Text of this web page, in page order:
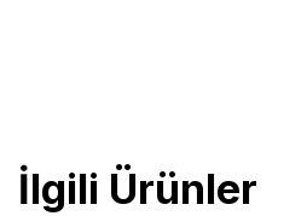
İlgili Ürünler